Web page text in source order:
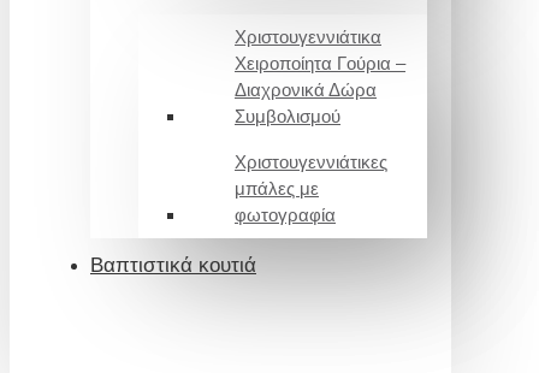
Χριστουγεννιάτικα
Χειροποίητα Γούρια –
Διαχρονικά Δώρα
Συμβολισμού
Χριστουγεννιάτικες
μπάλες με
φωτογραφία
Βαπτιστικά κουτιά